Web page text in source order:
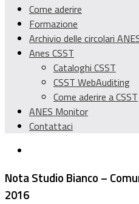
Come aderire
Formazione
Archivio delle circolari
Anes CSST
Cataloghi CSST
CSST WebAuditing
Come aderire a CSST
ANES Monitor
Contattaci
Nota Studio Bianco –
2016